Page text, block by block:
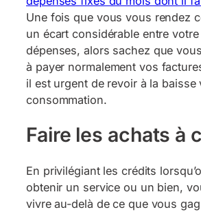
Une fois que vous vous rendez
un écart considérable entre
dépenses, alors sachez que
à payer normalement vos
il est urgent de revoir à la baisse
consommation.
Faire les achats à
En privilégiant les crédits
obtenir un service ou un bien,
vivre au-delà de ce que vous